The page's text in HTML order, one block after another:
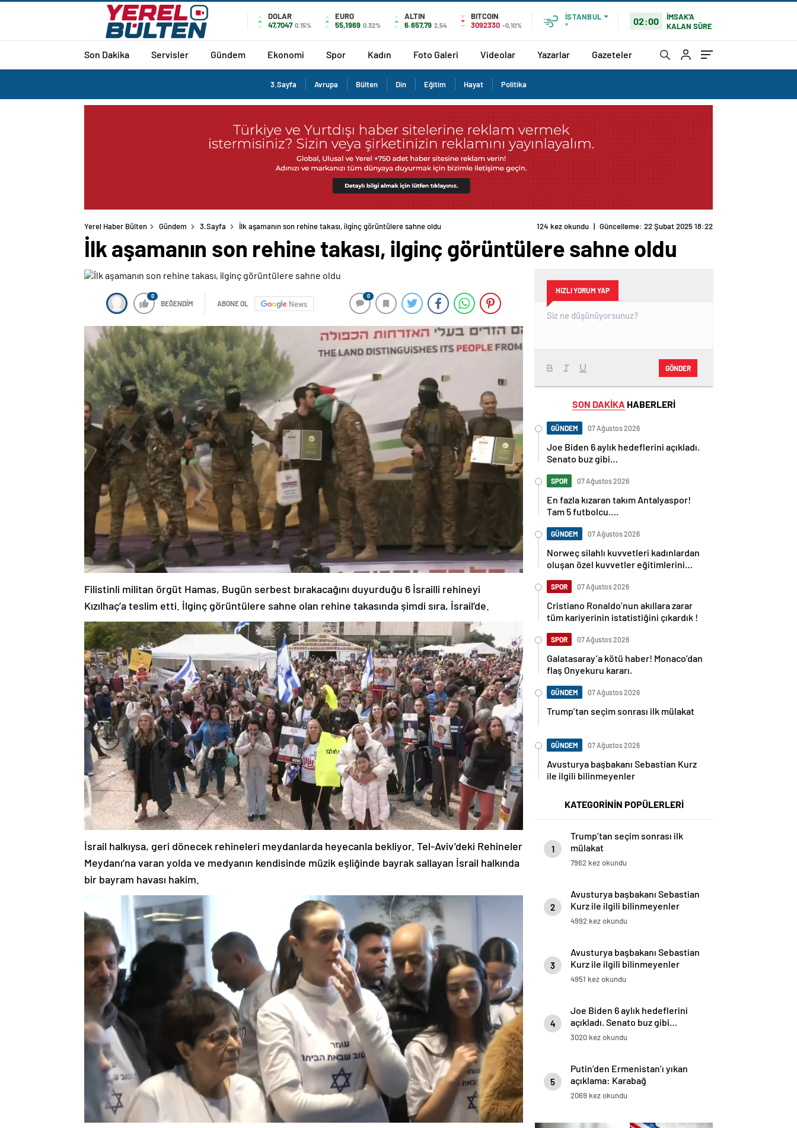
DOLAR
47,7047 0.15%
EURO
55,1969 0.32%
ALTIN
6.657,79 2,54
BITCOIN
3092330 -0,10%
İSTANBUL
°
02:00
İMSAK'A
KALAN SÜRE
Son Dakika Servisler Gündem Ekonomi Spor Kadın Foto Galeri Videolar Yazarlar Gazeteler
3.Sayfa Avrupa Bülten Din Eğitim Hayat Politika
Yerel Haber Bülten Gündem 3.Sayfa İlk aşamanın son rehine takası, ilginç görüntülere sahne oldu 124 kez okundu | Güncelleme: 22 Şubat 2025 18:22
İlk aşamanın son rehine takası, ilginç görüntülere sahne oldu
0
BEĞENDİM ABONE OL News
0
Filistinli militan örgüt Hamas, Bugün serbest bırakacağını duyurduğu 6 İsrailli rehineyi
Kızılhaç’a teslim etti. İlginç görüntülere sahne olan rehine takasında şimdi sıra, İsrail’de.
İsrail halkıysa, geri dönecek rehineleri meydanlarda heyecanla bekliyor. Tel-Aviv’deki Rehineler
Meydanı’na varan yolda ve medyanın kendisinde müzik eşliğinde bayrak sallayan İsrail halkında
bir bayram havası hakim.
HIZLI YORUM YAP
GÖNDER
SON DAKİKA HABERLERİ
GÜNDEM 07 Ağustos 2026
Joe Biden 6 aylık hedeflerini açıkladı.
Senato buz gibi…
SPOR 07 Ağustos 2026
En fazla kızaran takım Antalyaspor!
Tam 5 futbolcu….
GÜNDEM 07 Ağustos 2026
Norweç silahlı kuvvetleri kadınlardan
oluşan özel kuvvetler eğitimlerini
SPOR 07 Ağustos 2026
Cristiano Ronaldo’nun akıllara zarar
tüm kariyerinin istatistiğini çıkardık !
SPOR 07 Ağustos 2026
Galatasaray’a kötü haber! Monaco’dan
flaş Onyekuru kararı.
GÜNDEM 07 Ağustos 2026
Trump’tan seçim sonrası ilk mülakat
GÜNDEM 07 Ağustos 2026
Avusturya başbakanı Sebastian Kurz
ile ilgili bilinmeyenler
KATEGORİNİN POPÜLERLERİ
1
Trump’tan seçim sonrası ilk
mülakat
7962 kez okundu
2
Avusturya başbakanı Sebastian
Kurz ile ilgili bilinmeyenler
4992 kez okundu
3
Avusturya başbakanı Sebastian
Kurz ile ilgili bilinmeyenler
4951 kez okundu
4
Joe Biden 6 aylık hedeflerini
açıkladı. Senato buz gibi…
3020 kez okundu
5
Putin’den Ermenistan’ı yıkan
açıklama: Karabağ
Azerbaycan’ın ayrılmaz bir
2069 kez okundu